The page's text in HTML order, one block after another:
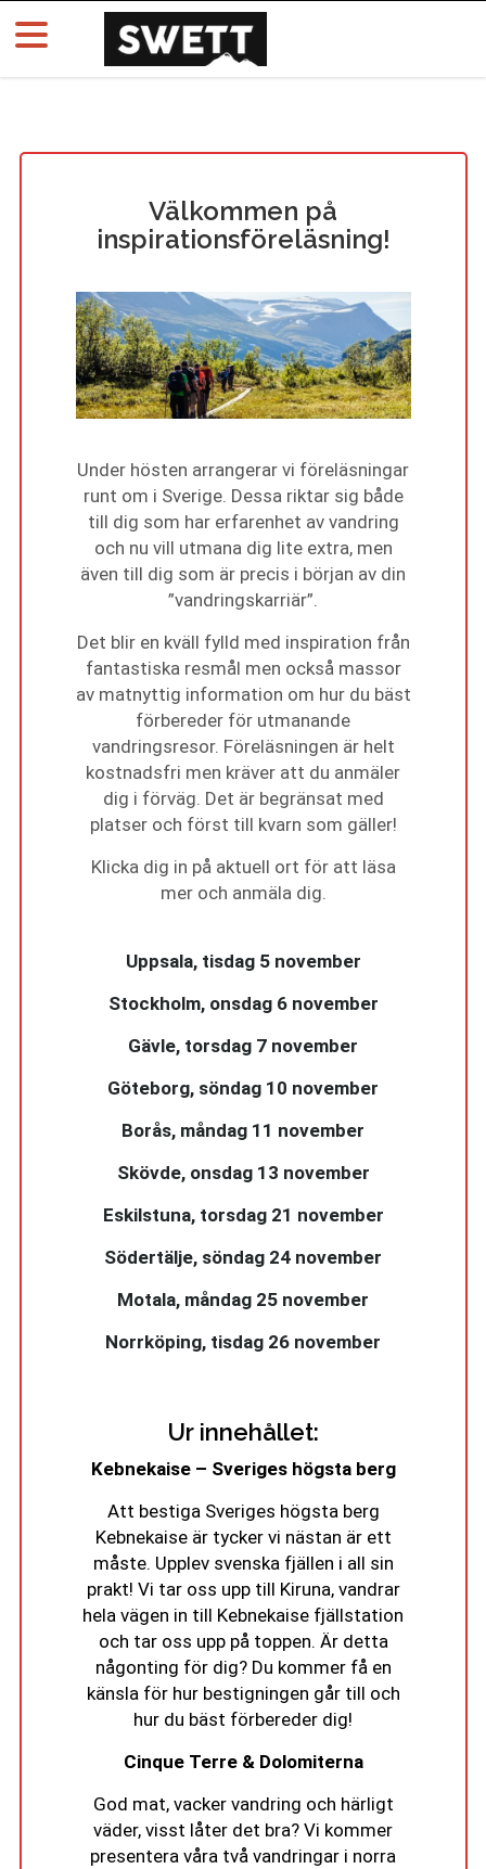
Välkommen på
inspirationsföreläsning!
Under hösten arrangerar vi föreläsningar
runt om i Sverige. Dessa riktar sig både
till dig som har erfarenhet av vandring
och nu vill utmana dig lite extra, men
även till dig som är precis i början av din
”vandringskarriär”.
Det blir en kväll fylld med inspiration från
fantastiska resmål men också massor
av matnyttig information om hur du bäst
förbereder för utmanande
vandringsresor. Föreläsningen är helt
kostnadsfri men kräver att du anmäler
dig i förväg. Det är begränsat med
platser och först till kvarn som gäller!
Klicka dig in på aktuell ort för att läsa
mer och anmäla dig.
Uppsala, tisdag 5 november
Stockholm, onsdag 6 november
Gävle, torsdag 7 november
Göteborg, söndag 10 november
Borås, måndag 11 november
Skövde, onsdag 13 november
Eskilstuna, torsdag 21 november
Södertälje, söndag 24 november
Motala, måndag 25 november
Norrköping, tisdag 26 november
Ur innehållet:
Kebnekaise – Sveriges högsta berg
Att bestiga Sveriges högsta berg
Kebnekaise är tycker vi nästan är ett
måste. Upplev svenska fjällen i all sin
prakt! Vi tar oss upp till Kiruna, vandrar
hela vägen in till Kebnekaise fjällstation
och tar oss upp på toppen. Är detta
någonting för dig? Du kommer få en
känsla för hur bestigningen går till och
hur du bäst förbereder dig!
Cinque Terre & Dolomiterna
God mat, vacker vandring och härligt
väder, visst låter det bra? Vi kommer
presentera våra två vandringar i norra